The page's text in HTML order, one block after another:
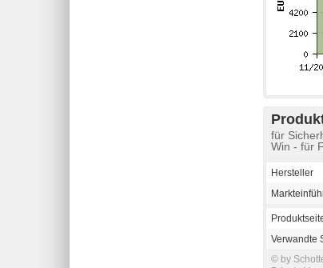
für
Win - für
Hersteller
Verwandte
© by